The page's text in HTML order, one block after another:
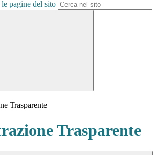
pagine del sito
Trasparente
Trasparente